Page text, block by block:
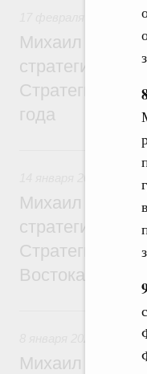
Михаил
Стратегии
года
Михаил
Стратегии
Востока
Общие
Михаил